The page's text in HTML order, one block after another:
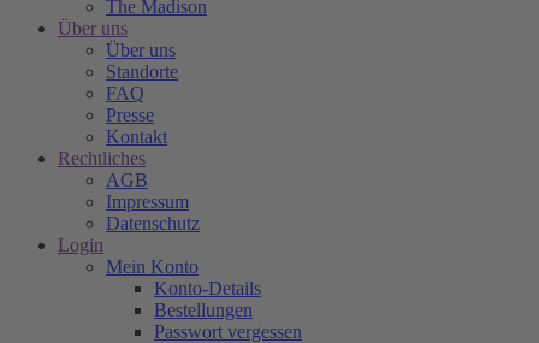
The Madison
Über uns
Über uns
Standorte
FAQ
Presse
Kontakt
Rechtliches
AGB
Impressum
Datenschutz
Login
Mein Konto
Konto-Details
Bestellungen
Passwort vergessen